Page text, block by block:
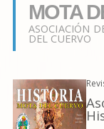
MOTA
ASOCIACIÓN
DEL CUERVO